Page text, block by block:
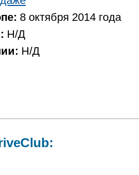
8 октября 2014 года
Н/Д
Н/Д